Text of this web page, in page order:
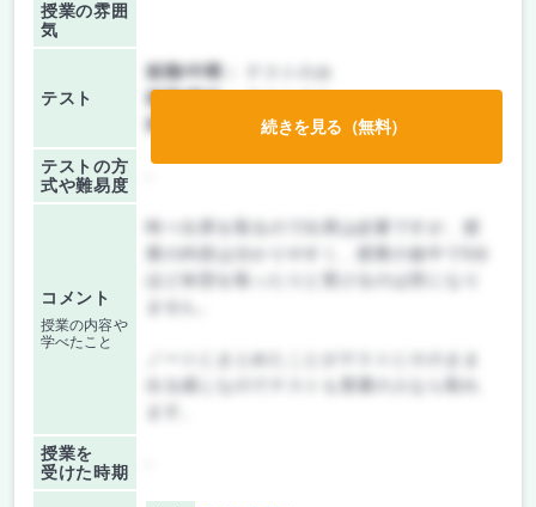
授業の雰囲
気
テスト
前期/中間：
後期/期末：
教科書ノート持ち込み不可
テストの方
式や難易度
コメント
授業の内容や
学べたこと
時々出席を取るので出席は必要ですが、授
業の内容は分かりやすく、授業の途中で5分
授業を
受けた時期
続きを見る（無料）